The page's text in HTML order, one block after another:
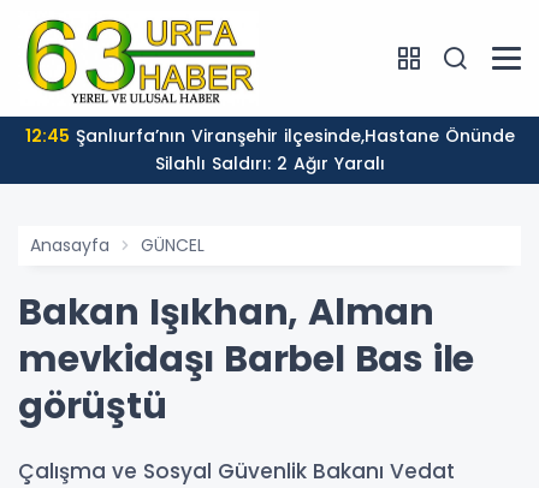
12:45
Silahlı Saldırı: 2 Ağır Yaralı
Anasayfa GÜNCEL
Bakan Işıkhan, Alman
mevkidaşı Barbel Bas ile
görüştü
Çalışma ve Sosyal Güvenlik Bakanı Vedat